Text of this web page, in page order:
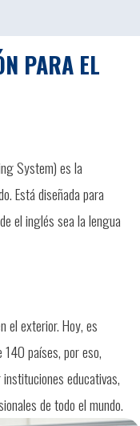
PARA EL
System) es la
Está diseñada para
el inglés sea la lengua
el exterior. Hoy, es
140 países, por eso,
educativas,
de todo el mundo.